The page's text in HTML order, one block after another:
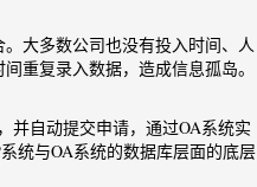
大多数公司也没有投入时间、人
重复录入数据，造成信息孤岛。
并自动提交申请，通过OA系统实
统与OA系统的数据库层面的底层